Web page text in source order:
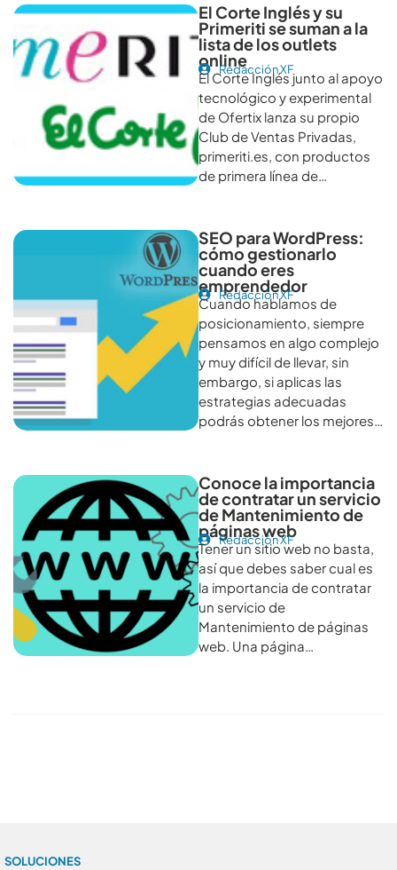
El Corte Inglés y su
Primeriti se suman a la
lista de los outlets
online
Redacción XF
El Corte Inglés junto al apoyo
tecnológico y experimental
de Ofertix lanza su propio
Club de Ventas Privadas,
primeriti.es, con productos
de primera línea de…
SEO para WordPress:
cómo gestionarlo
cuando eres
emprendedor
Redacción XF
Cuando hablamos de
posicionamiento, siempre
pensamos en algo complejo
y muy difícil de llevar, sin
embargo, si aplicas las
estrategias adecuadas
podrás obtener los mejores…
Conoce la importancia
de contratar un servicio
de Mantenimiento de
páginas web
Redacción XF
Tener un sitio web no basta,
así que debes saber cual es
la importancia de contratar
un servicio de
Mantenimiento de páginas
web. Una página…
SOLUCIONES